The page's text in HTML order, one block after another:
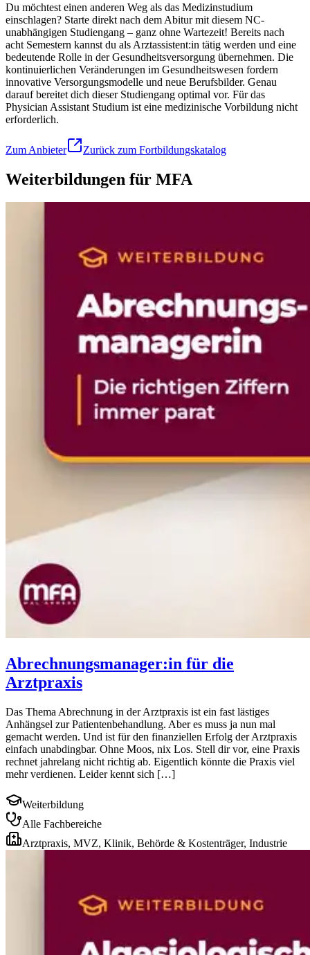
Du möchtest einen anderen Weg als das Medizinstudium
einschlagen? Starte direkt nach dem Abitur mit diesem NC-
unabhängigen Studiengang – ganz ohne Wartezeit! Bereits nach
acht Semestern kannst du als Arztassistent:in tätig werden und eine
bedeutende Rolle in der Gesundheitsversorgung übernehmen. Die
kontinuierlichen Veränderungen im Gesundheitswesen fordern
innovative Versorgungsmodelle und neue Berufsbilder. Genau
darauf bereitet dich dieser Studiengang optimal vor. Für das
Physician Assistant Studium ist eine medizinische Vorbildung nicht
erforderlich.
Zum Anbieter Zurück zum Fortbildungskatalog
Weiterbildungen für MFA
Abrechnungsmanager:in für die
Arztpraxis
Das Thema Abrechnung in der Arztpraxis ist ein fast lästiges
Anhängsel zur Patientenbehandlung. Aber es muss ja nun mal
gemacht werden. Und ist für den finanziellen Erfolg der Arztpraxis
einfach unabdingbar. Ohne Moos, nix Los. Stell dir vor, eine Praxis
rechnet jahrelang nicht richtig ab. Eigentlich könnte die Praxis viel
mehr verdienen. Leider kennt sich […]
Weiterbildung
Alle Fachbereiche
Arztpraxis, MVZ, Klinik, Behörde & Kostenträger, Industrie